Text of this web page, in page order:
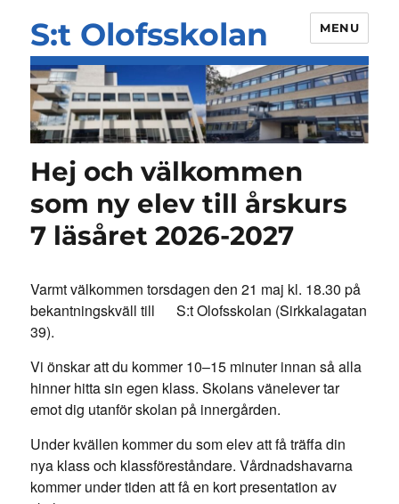
S:t Olofsskolan MENU
Hej och välkommen
som ny elev till årskurs
7 läsåret 2026-2027
Varmt välkommen torsdagen den 21 maj kl. 18.30 på
bekantningskväll till S:t Olofsskolan (Sirkkalagatan
39).
Vi önskar att du kommer 10–15 minuter innan så alla
hinner hitta sin egen klass. Skolans vänelever tar
emot dig utanför skolan på innergården.
Under kvällen kommer du som elev att få träffa din
nya klass och klassföreståndare. Vårdnadshavarna
kommer under tiden att få en kort presentation av